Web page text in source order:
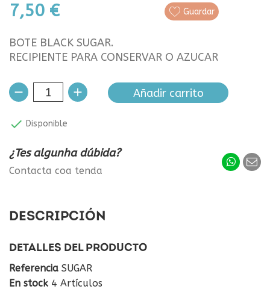
7,50 € Guardar
BOTE BLACK SUGAR.
RECIPIENTE PARA CONSERVAR O AZUCAR
Añadir carrito
 Disponible
¿Tes algunha dúbida?
Contacta coa tenda
DESCRIPCIÓN
DETALLES DEL PRODUCTO
Referencia SUGAR
En stock 4 Artículos